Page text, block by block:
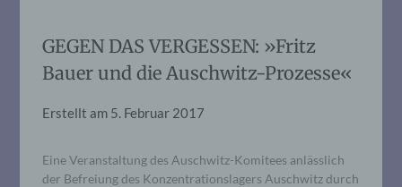
GEGEN DAS VERGESSEN: »Fritz
Bauer und die Auschwitz-Prozesse«
Erstellt am 5. Februar 2017
Eine Veranstaltung des Auschwitz-Komitees anlässlich
der Befreiung des Konzentrationslagers Auschwitz durch